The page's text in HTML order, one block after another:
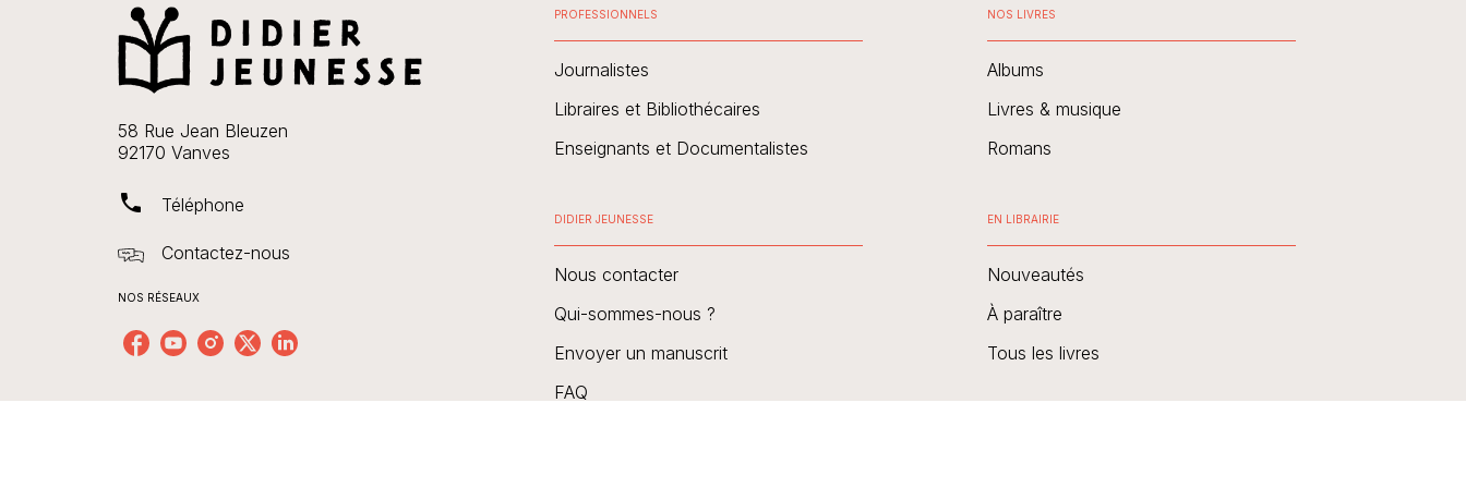
58 Rue Jean Bleuzen
92170 Vanves
phone Téléphone
Contactez-nous
NOS RÉSEAUX
PROFESSIONNELS
Journalistes
Libraires et Bibliothécaires
Enseignants et Documentalistes
DIDIER JEUNESSE
Nous contacter
Qui-sommes-nous ?
Envoyer un manuscrit
FAQ
NOS LIVRES
Albums
Livres & musique
Romans
EN LIBRAIRIE
Nouveautés
À paraître
Tous les livres